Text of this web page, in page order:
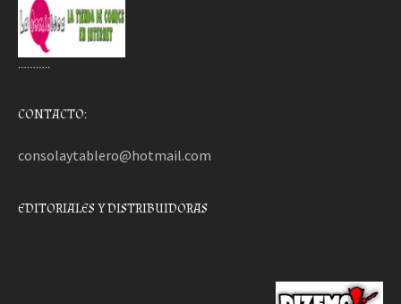
………..
CONTACTO:
consolaytablero@hotmail.com
EDITORIALES Y DISTRIBUIDORAS